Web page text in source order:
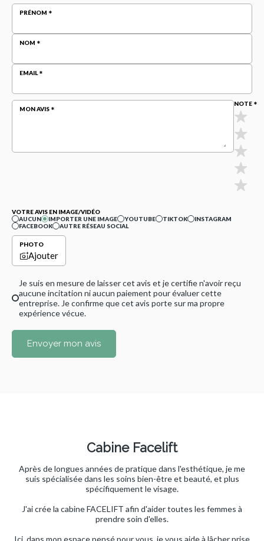
PRÉNOM
NOM
EMAIL
MON AVIS
NOTE
VOTRE AVIS EN IMAGE/VIDÉO
AUCUN
IMPORTER UNE IMAGE YOUTUBE TIKTOK
INSTAGRAM
FACEBOOK
AUTRE RÉSEAU SOCIAL
PHOTO
Ajouter
Je suis en mesure de laisser cet avis et je certifie n'avoir reçu
aucune incitation ni aucun paiement pour évaluer cette
entreprise. Je confirme que cet avis porte sur ma propre
expérience vécue.
Envoyer mon avis
Cabine Facelift
Après de longues années de pratique dans l'esthétique, je me
suis spécialisée dans les soins bien-être et beauté, et plus
spécifiquement le visage.
J'ai crée la cabine FACELIFT afin d'aider toutes les femmes à
prendre soin d'elles.